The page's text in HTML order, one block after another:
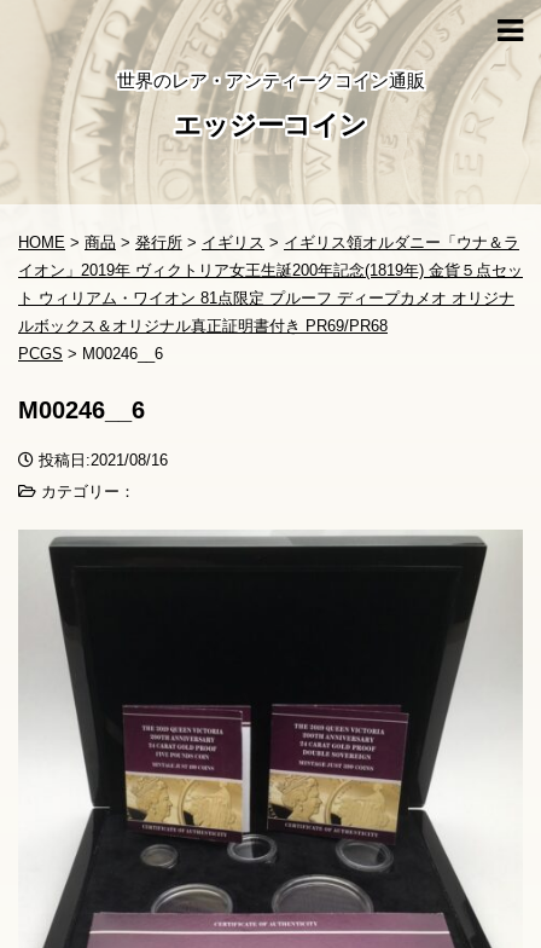
世界のレア・アンティークコイン通販
エッジーコイン
HOME > 商品 > 発行所 > イギリス > イギリス領オルダニー「ウナ＆ラ
イオン」2019年 ヴィクトリア女王生誕200年記念(1819年) 金貨５点セッ
ト ウィリアム・ワイオン 81点限定 プルーフ ディープカメオ オリジナ
ルボックス＆オリジナル真正証明書付き PR69/PR68
PCGS > M00246__6
M00246__6
投稿日:2021/08/16
カテゴリー：